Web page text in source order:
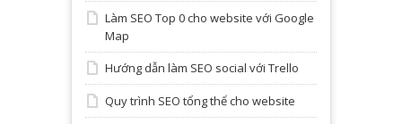
Làm SEO Top 0 cho website với Google
Map
Hướng dẫn làm SEO social với Trello
Quy trình SEO tổng thể cho website